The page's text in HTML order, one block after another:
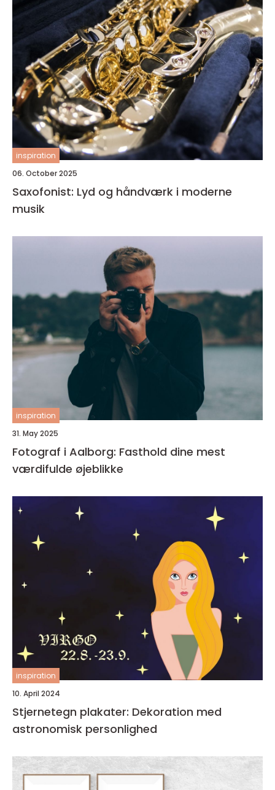
inspiration
06. October 2025
Saxofonist: Lyd og håndværk i moderne
musik
inspiration
31. May 2025
Fotograf i Aalborg: Fasthold dine mest
værdifulde øjeblikke
inspiration
10. April 2024
Stjernetegn plakater: Dekoration med
astronomisk personlighed